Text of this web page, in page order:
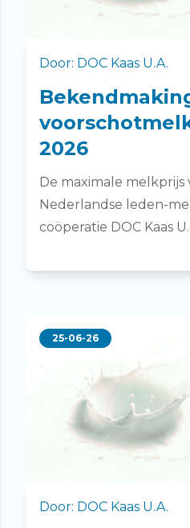
Door: DOC Kaas U.A.
2026
De maximale melkprijs
Nederlandse leden-
coöperatie DOC Kaas
25-06-26
Door: DOC Kaas U.A.